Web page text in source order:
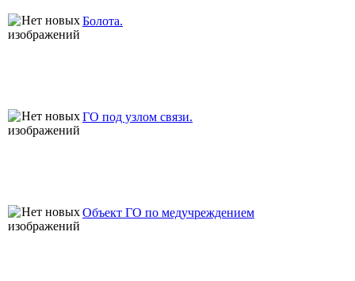
Болота.
ГО под узлом связи.
Объект ГО по медучреждением